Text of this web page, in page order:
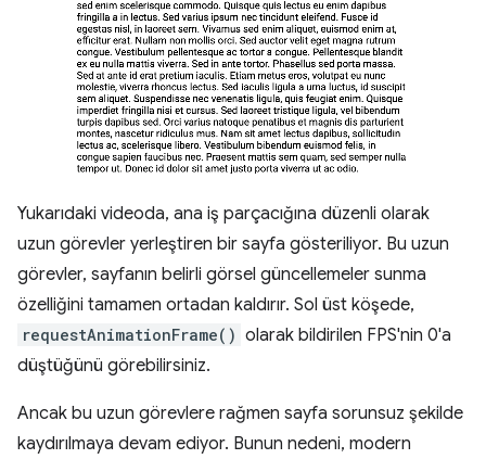
Yukarıdaki videoda, ana iş parçacığına düzenli olarak
uzun görevler yerleştiren bir sayfa gösteriliyor. Bu uzun
görevler, sayfanın belirli görsel güncellemeler sunma
özelliğini tamamen ortadan kaldırır. Sol üst köşede,
requestAnimationFrame() olarak bildirilen FPS'nin 0'a
düştüğünü görebilirsiniz.
Ancak bu uzun görevlere rağmen sayfa sorunsuz şekilde
kaydırılmaya devam ediyor. Bunun nedeni, modern